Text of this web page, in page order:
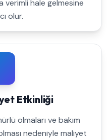
verimli hale gelmesine
olur.
Etkinliği
olmaları ve bakım
nedeniyle maliyet